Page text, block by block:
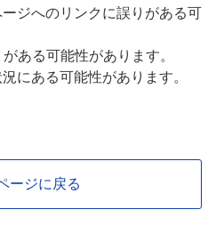
ジへのリンクに誤りがある可
ある可能性があります。
にある可能性があります。
ージに戻る